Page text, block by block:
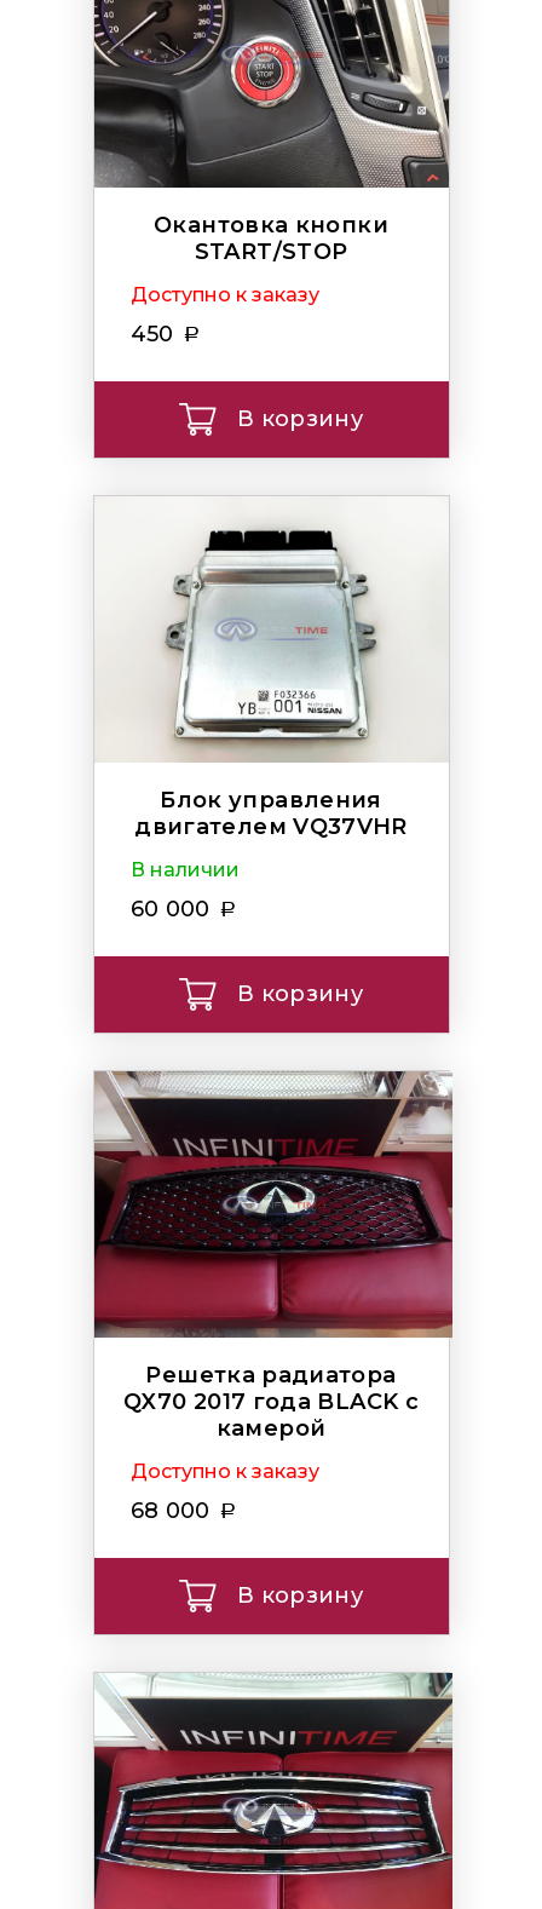
Окантовка кнопки
START/STOP
Доступно к заказу
450
В корзину
Блок управления
двигателем VQ37VHR
В наличии
60 000
В корзину
Решетка радиатора
QX70 2017 года BLACK с
камерой
Доступно к заказу
68 000
В корзину